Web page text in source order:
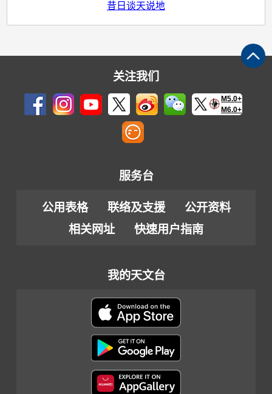
昔日谈天说地
关注我们
M5.0+
M6.0+
服务台
公用表格 联络及支援
公开资料
相关网址
快速用户指南
我的天文台